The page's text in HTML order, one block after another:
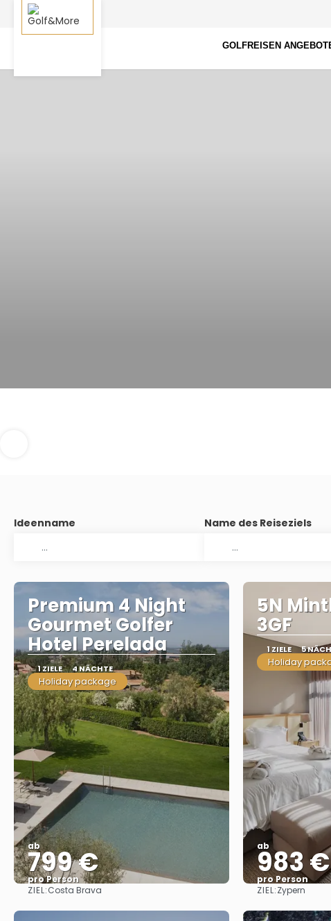
GOLFREISEN
Ideenname Name des Reiseziels
Premium 4 Night
Gourmet Golfer
Hotel Perelada
1 ZIELE 4 NÄCHTE
Holiday package
ab
799 €
pro Person
ZIEL:Costa Brava
5N
3GF
1 ZIELE 5
Holiday
ab
983 €
pro Person
ZIEL:Zypern